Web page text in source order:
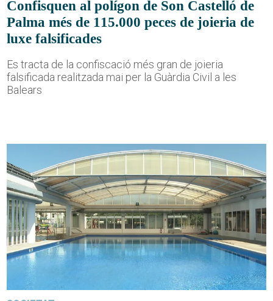
Confisquen al polígon de Son Castelló de
Palma més de 115.000 peces de joieria de
luxe falsificades
Es tracta de la confiscació més gran de joieria
falsificada realitzada mai per la Guàrdia Civil a les
Balears